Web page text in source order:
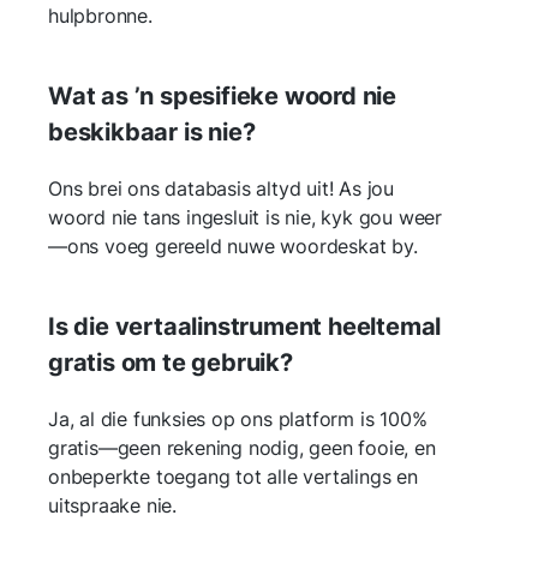
hulpbronne.
Wat as ’n spesifieke woord nie
beskikbaar is nie?
Ons brei ons databasis altyd uit! As jou
woord nie tans ingesluit is nie, kyk gou weer
—ons voeg gereeld nuwe woordeskat by.
Is die vertaalinstrument heeltemal
gratis om te gebruik?
Ja, al die funksies op ons platform is 100%
gratis—geen rekening nodig, geen fooie, en
onbeperkte toegang tot alle vertalings en
uitspraake nie.